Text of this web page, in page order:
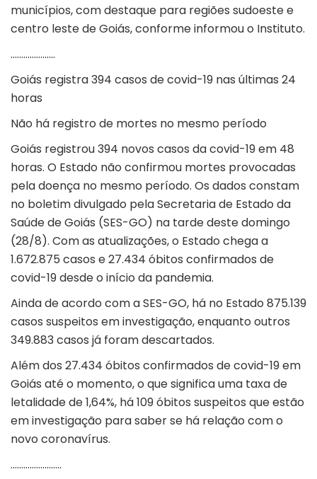
municípios, com destaque para regiões sudoeste e
centro leste de Goiás, conforme informou o Instituto.
…………………
Goiás registra 394 casos de covid-19 nas últimas 24
horas
Não há registro de mortes no mesmo período
Goiás registrou 394 novos casos da covid-19 em 48
horas. O Estado não confirmou mortes provocadas
pela doença no mesmo período. Os dados constam
no boletim divulgado pela Secretaria de Estado da
Saúde de Goiás (SES-GO) na tarde deste domingo
(28/8). Com as atualizações, o Estado chega a
1.672.875 casos e 27.434 óbitos confirmados de
covid-19 desde o início da pandemia.
Ainda de acordo com a SES-GO, há no Estado 875.139
casos suspeitos em investigação, enquanto outros
349.883 casos já foram descartados.
Além dos 27.434 óbitos confirmados de covid-19 em
Goiás até o momento, o que significa uma taxa de
letalidade de 1,64%, há 109 óbitos suspeitos que estão
em investigação para saber se há relação com o
novo coronavírus.
……………………